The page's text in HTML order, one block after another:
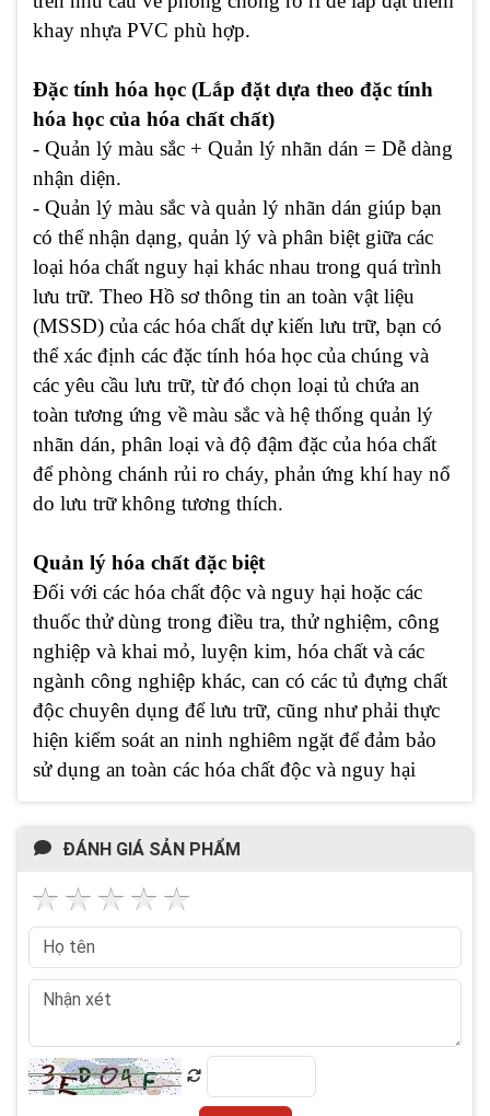
khay nhựa PVC phù hợp.
Đặc tính hóa học (Lắp đặt dựa theo đặc tính
hóa học của hóa chất chất)
- Quản lý màu sắc + Quản lý nhãn dán = Dễ dàng
nhận diện.
- Quản lý màu sắc và quản lý nhãn dán giúp bạn
có thể nhận dạng, quản lý và phân biệt giữa các
loại hóa chất nguy hại khác nhau trong quá trình
lưu trữ. Theo Hồ sơ thông tin an toàn vật liệu
(MSSD) của các hóa chất dự kiến lưu trữ, bạn có
thể xác định các đặc tính hóa học của chúng và
các yêu cầu lưu trữ, từ đó chọn loại tủ chứa an
toàn tương ứng về màu sắc và hệ thống quản lý
nhãn dán, phân loại và độ đậm đặc của hóa chất
để phòng chánh rủi ro cháy, phản ứng khí hay nổ
do lưu trữ không tương thích.
Quản lý hóa chất đặc biệt
Đối với các hóa chất độc và nguy hại hoặc các
thuốc thử dùng trong điều tra, thử nghiệm, công
nghiệp và khai mỏ, luyện kim, hóa chất và các
ngành công nghiệp khác, can có các tủ đựng chất
độc chuyên dụng để lưu trữ, cũng như phải thực
hiện kiểm soát an ninh nghiêm ngặt để đảm bảo
sử dụng an toàn các hóa chất độc và nguy hại
ĐÁNH GIÁ SẢN PHẨM